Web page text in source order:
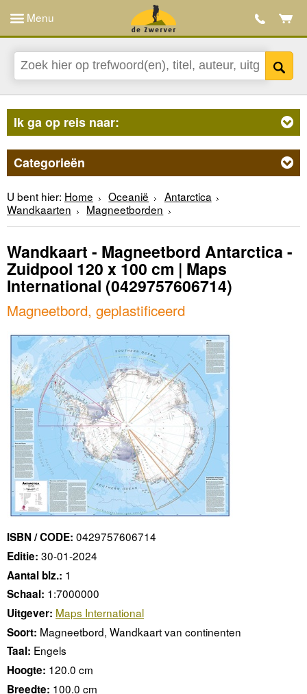
Menu
Ik ga op reis naar:
Categorieën
U bent hier: Home Oceanië
Antarctica
Wandkaarten
Magneetborden
Wandkaart - Magneetbord Antarctica -
Zuidpool 120 x 100 cm | Maps
International (0429757606714)
Magneetbord, geplastificeerd
ISBN / CODE: 0429757606714
Editie: 30-01-2024
Aantal blz.: 1
Schaal: 1:7000000
Uitgever: Maps International
Soort: Magneetbord, Wandkaart van continenten
Taal: Engels
Hoogte: 120.0 cm
Breedte: 100.0 cm